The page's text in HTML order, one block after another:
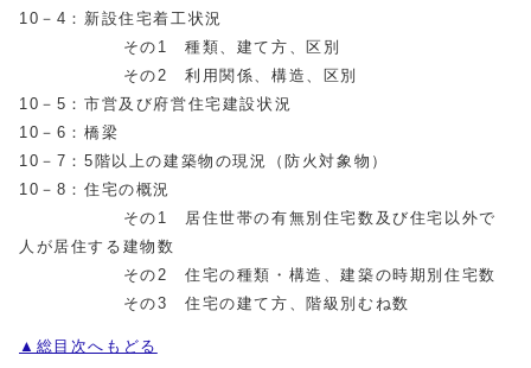
10－4：新設住宅着工状況
その1 種類、建て方、区別
その2 利用関係、構造、区別
10－5：市営及び府営住宅建設状況
10－6：橋梁
10－7：5階以上の建築物の現況（防火対象物）
10－8：住宅の概況
その1 居住世帯の有無別住宅数及び住宅以外で
人が居住する建物数
その2 住宅の種類・構造、建築の時期別住宅数
その3 住宅の建て方、階級別むね数
▲総目次へもどる